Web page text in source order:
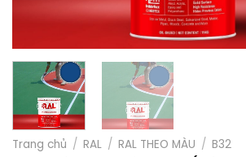
Trang chủ / RAL / RAL THEO MÀU / B32